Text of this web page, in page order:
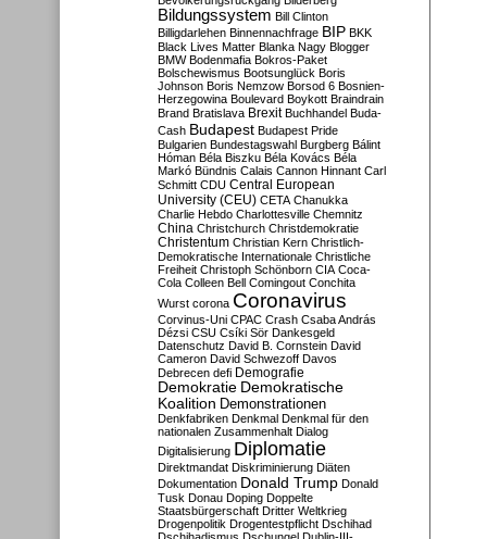
Bildungssystem Bill Clinton
Billigdarlehen Binnennachfrage BIP BKK
Black Lives Matter Blanka Nagy Blogger
BMW Bodenmafia Bokros-Paket
Bolschewismus Bootsunglück Boris
Johnson Boris Nemzow Borsod 6 Bosnien-
Herzegowina Boulevard Boykott Braindrain
Brand Bratislava Brexit Buchhandel Buda-
Cash Budapest Budapest Pride
Bulgarien Bundestagswahl Burgberg Bálint
Hóman Béla Biszku Béla Kovács Béla
Markó Bündnis Calais Cannon Hinnant Carl
Schmitt CDU Central European
University (CEU) CETA Chanukka
Charlie Hebdo Charlottesville Chemnitz
China Christchurch Christdemokratie
Christentum Christian Kern Christlich-
Demokratische Internationale Christliche
Freiheit Christoph Schönborn CIA Coca-
Cola Colleen Bell Comingout Conchita
Wurst corona Coronavirus
Corvinus-Uni CPAC Crash Csaba András
Dézsi CSU Csíki Sör Dankesgeld
Datenschutz David B. Cornstein David
Cameron David Schwezoff Davos
Debrecen defi Demografie
Demokratie Demokratische
Koalition Demonstrationen
Denkfabriken Denkmal Denkmal für den
nationalen Zusammenhalt Dialog
Digitalisierung Diplomatie
Direktmandat Diskriminierung Diäten
Dokumentation Donald Trump Donald
Tusk Donau Doping Doppelte
Staatsbürgerschaft Dritter Weltkrieg
Drogenpolitik Drogentestpflicht Dschihad